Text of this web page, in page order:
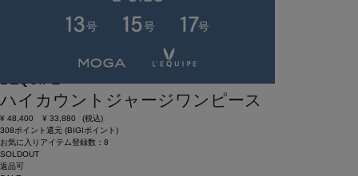
ハイカウントジャージワンピース
¥ 48,400 ¥ 33,880
(税込)
308ポイント還元 (BIGIポイント)
お気に入りアイテム登録数： 8
SOLDOUT
返品可